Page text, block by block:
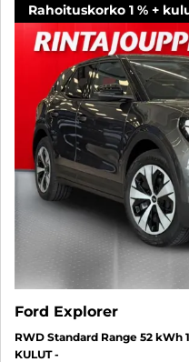
Rahoituskorko 1 % +
Ford Explorer
RWD Standard Range 52 kWh
KULUT -